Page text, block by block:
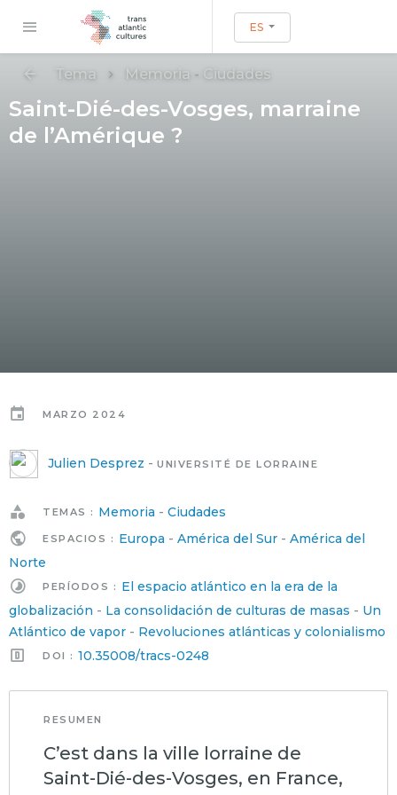
ES
Tema Memoria - Ciudades
Saint-Dié-des-Vosges, marraine
de l’Amérique ?
MARZO 2024
Julien Desprez - UNIVERSITÉ DE LORRAINE
TEMAS : Memoria - Ciudades
ESPACIOS : Europa - América del Sur- América del
Norte
PERÍODOS : El espacio atlántico en la era de la
globalización - La consolidación de culturas de masas - Un
Atlántico de vapor - Revoluciones atlánticas y colonialismo
DOI : 10.35008/tracs-0248
RESUMEN
C’est dans la ville lorraine de
Saint-Dié-des-Vosges, en France,